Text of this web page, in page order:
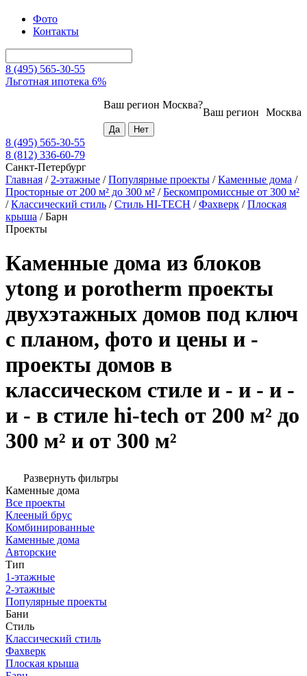
Фото
Контакты
8 (495) 565-30-55
Льготная ипотека 6%
Москва
Ваш регион
Ваш регион Москва?
8 (495) 565-30-55
8 (812) 336-60-79
Санкт-Петербург
Главная / 2-этажные /Популярные проекты /Каменные дома /
Просторные от 200 м² до 300 м² /Бескомпромиссные от 300 м²
/Классический стиль /Стиль HI-TECH /Фахверк /Плоская
крыша /Барн
Проекты
Каменные дома из блоков
ytong и porotherm проекты
двухэтажных домов под ключ
с планом, фото и цены и -
проекты домов в
классическом стиле и - и - и -
и - в стиле hi-tech от 200 м² до
300 м² и от 300 м²
Развернуть фильтры
Каменные дома
Все проекты
Клееный брус
Комбинированные
Каменные дома
Авторские
Тип
1-этажные
2-этажные
Популярные проекты
Бани
Стиль
Классический стиль
Фахверк
Плоская крыша